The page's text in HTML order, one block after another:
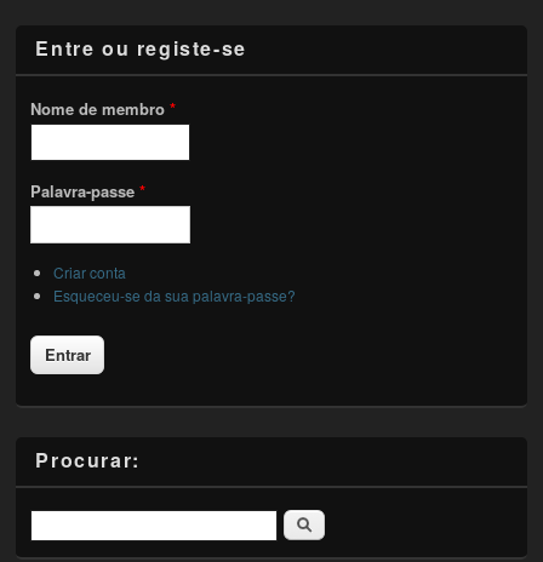
Entre ou registe-se
Nome de membro*
Palavra-passe*
Criar conta
Esqueceu-se da sua palavra-passe?
Procurar:
Pesquisar